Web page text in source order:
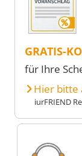
GRATIS-
für Ihre
Hier bitte
iurFRIEND